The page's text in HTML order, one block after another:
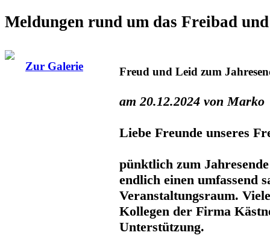
Meldungen rund um das Freibad
Zur Galerie Freud und Leid zum
am 20.12.2024 von Marko
Liebe Freunde unseres
pünktlich zum
endlich einen umfassend
Veranstaltungsraum.
Kollegen der Firma
Unterstützung.